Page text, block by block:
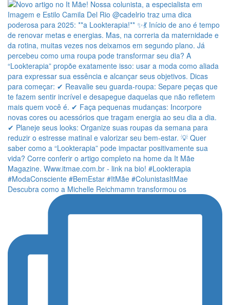
Descubra como a Michelle Reichmamn transformou os